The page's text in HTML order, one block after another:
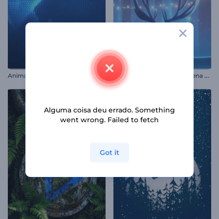
Animação Logotipo Globo Digital R
evelação do logotipo da rena de Natal
Alguma coisa deu errado. Something
went wrong. Failed to fetch
Got it